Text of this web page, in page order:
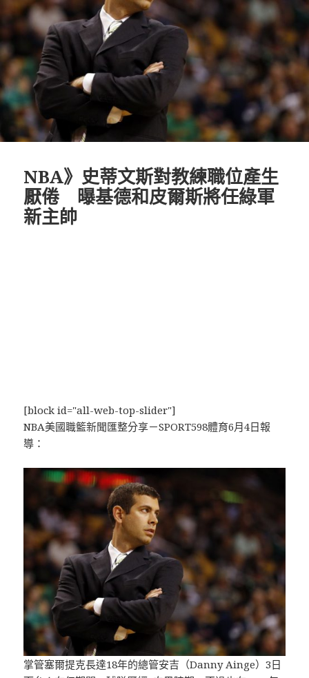
NBA》史蒂文斯對教練職位產生
厭倦 曝基德和皮爾斯將任綠軍
新主帥
[block id="all-web-top-slider"]
NBA美國職籃新聞匯整分享－SPORT598體育6月4日報
導：
掌管塞爾提克長達18年的總管安吉（Danny Ainge）3日